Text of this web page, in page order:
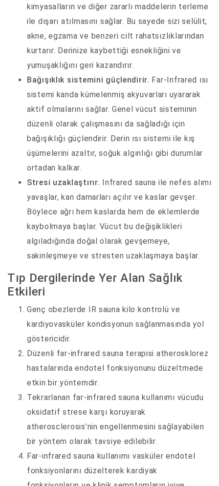
kimyasalların ve diğer zararlı maddelerin terleme
ile dışarı atılmasını sağlar. Bu sayede sizi selülit,
akne, egzama ve benzeri cilt rahatsızlıklarından
kurtarır. Derinize kaybettiği esnekliğini ve
yumuşaklığını geri kazandırır.
Bağışıklık sistemini güçlendirir. Far-Infrared ısı
sistemi kanda kümelenmiş akyuvarları uyararak
aktif olmalarını sağlar. Genel vücut sisteminin
düzenli olarak çalışmasını da sağladığı için
bağışıklığı güçlendirir. Derin ısı sistemi ile kış
üşümelerini azaltır, soğuk algınlığı gibi durumlar
ortadan kalkar.
Stresi uzaklaştırır. Infrared sauna ile nefes alımı
yavaşlar, kan damarları açılır ve kaslar gevşer.
Böylece ağrı hem kaslarda hem de eklemlerde
kaybolmaya başlar. Vücut bu değişiklikleri
algıladığında doğal olarak gevşemeye,
sakinleşmeye ve stresten uzaklaşmaya başlar.
Tıp Dergilerinde Yer Alan Sağlık
Etkileri
Genç obezlerde IR sauna kilo kontrolü ve
kardiyovasküler kondisyonun sağlanmasında yol
göstericidir.
Düzenli far-infrared sauna terapisi atherosklorez
hastalarında endotel fonksiyonunu düzeltmede
etkin bir yöntemdir.
Tekrarlanan far-infrared sauna kullanımı vücudu
oksidatif strese karşı koruyarak
atherosclerosis’nin engellenmesini sağlayabilen
bir yöntem olarak tavsiye edilebilir.
Far-infrared sauna kullanımı vasküler endotel
fonksiyonlarını düzelterek kardiyak